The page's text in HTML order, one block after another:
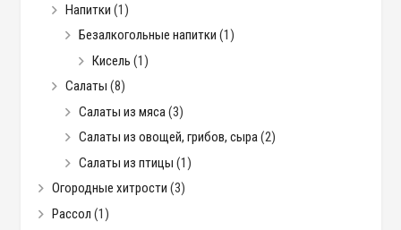
Напитки (1)
Безалкогольные напитки (1)
Кисель (1)
Салаты (8)
Салаты из мяса(3)
Салаты из овощей, грибов, сыра(2)
Салаты из птицы (1)
Огородные хитрости (3)
Рассол (1)